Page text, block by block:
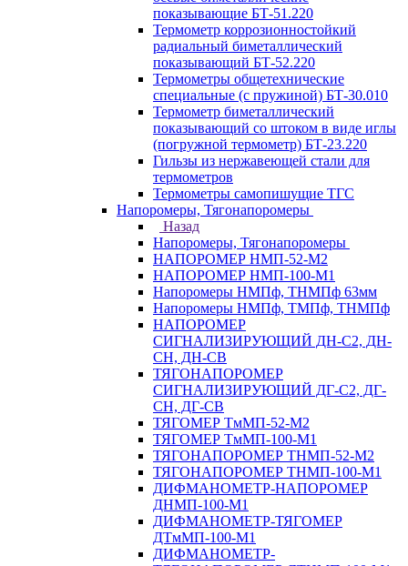
показывающие БТ-51.220
Термометр коррозионностойкий
радиальный биметаллический
показывающий БТ-52.220
Термометры общетехнические
специальные (с пружиной) БТ-30.010
Термометр биметаллический
показывающий со штоком в виде иглы
(погружной термометр) БТ-23.220
Гильзы из нержавеющей стали для
термометров
Термометры самопишущие ТГС
Напоромеры, Тягонапоромеры
Назад
Напоромеры, Тягонапоромеры
НАПОРОМЕР НМП-52-М2
НАПОРОМЕР НМП-100-М1
Напоромеры НМПф, ТНМПф 63мм
Напоромеры НМПф, ТМПф, ТНМПф
НАПОРОМЕР
СИГНАЛИЗИРУЮЩИЙ ДН-С2, ДН-
СН, ДН-СВ
ТЯГОНАПОРОМЕР
СИГНАЛИЗИРУЮЩИЙ ДГ-С2, ДГ-
СН, ДГ-СВ
ТЯГОМЕР ТмМП-52-М2
ТЯГОМЕР ТмМП-100-М1
ТЯГОНАПОРОМЕР ТНМП-52-М2
ТЯГОНАПОРОМЕР ТНМП-100-М1
ДИФМАНОМЕТР-НАПОРОМЕР
ДНМП-100-М1
ДИФМАНОМЕТР-ТЯГОМЕР
ДТмМП-100-М1
ДИФМАНОМЕТР-